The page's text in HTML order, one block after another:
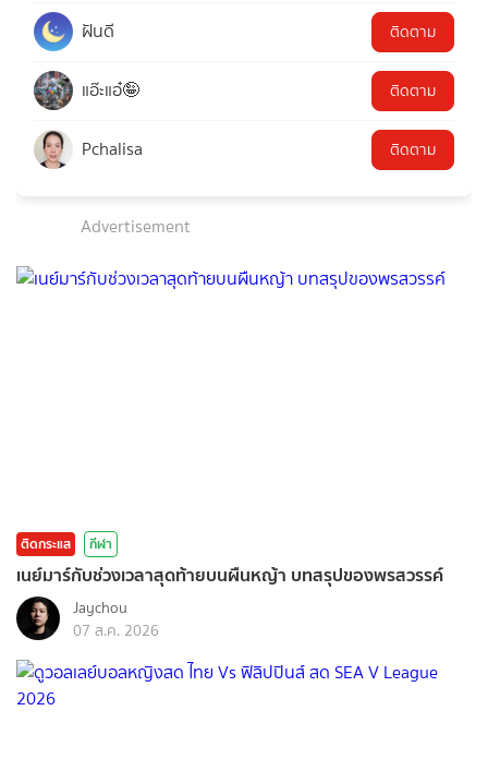
ฝันดี ติดตาม
แอ๊ะแอ๋🤪 ติดตาม
Pchalisa ติดตาม
Advertisement
ติดกระแส กีฬา
เนย์มาร์กับช่วงเวลาสุดท้ายบนผืนหญ้า บทสรุปของพรสวรรค์
Jaychou
07 ส.ค. 2026